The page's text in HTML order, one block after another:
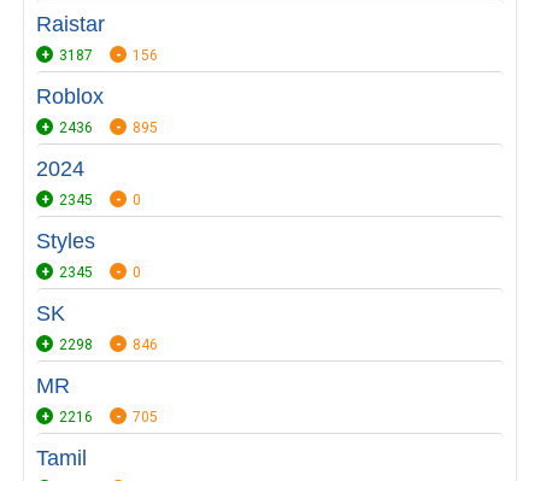
Raistar
3187 156
Roblox
2436 895
2024
2345 0
Styles
2345 0
SK
2298 846
MR
2216 705
Tamil